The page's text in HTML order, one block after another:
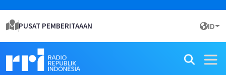
PUSAT PEMBERITAAAN ID